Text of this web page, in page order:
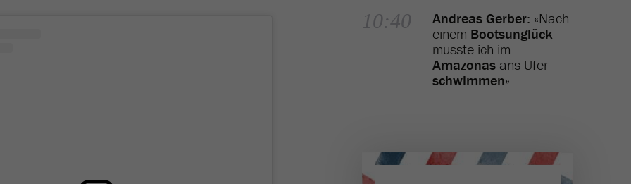
10:40 Andreas Gerber: «Nach
einem Bootsunglück
musste ich im
Amazonas ans Ufer
schwimmen»